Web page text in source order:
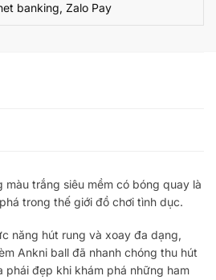
banking, Zalo Pay
màu trắng siêu mềm có bóng quay là
trong thế giới đồ chơi tình dục.
năng hút rung và xoay đa dạng,
Ankni ball đã nhanh chóng thu hút
phái đẹp khi khám phá những ham